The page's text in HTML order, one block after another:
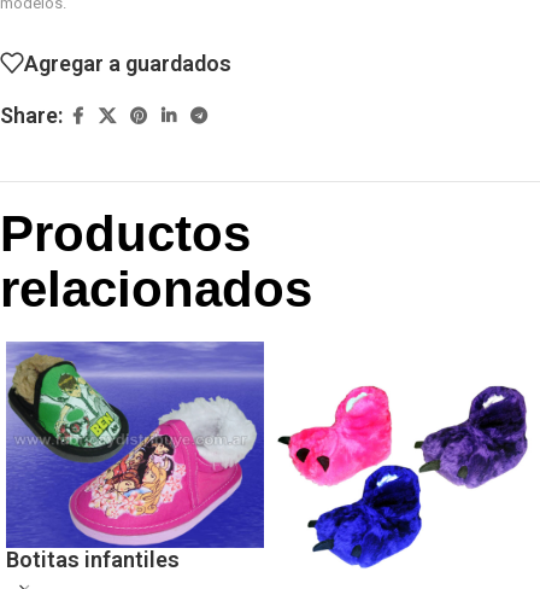
Agregar a guardados
Share:
Productos
relacionados
Botitas infantiles